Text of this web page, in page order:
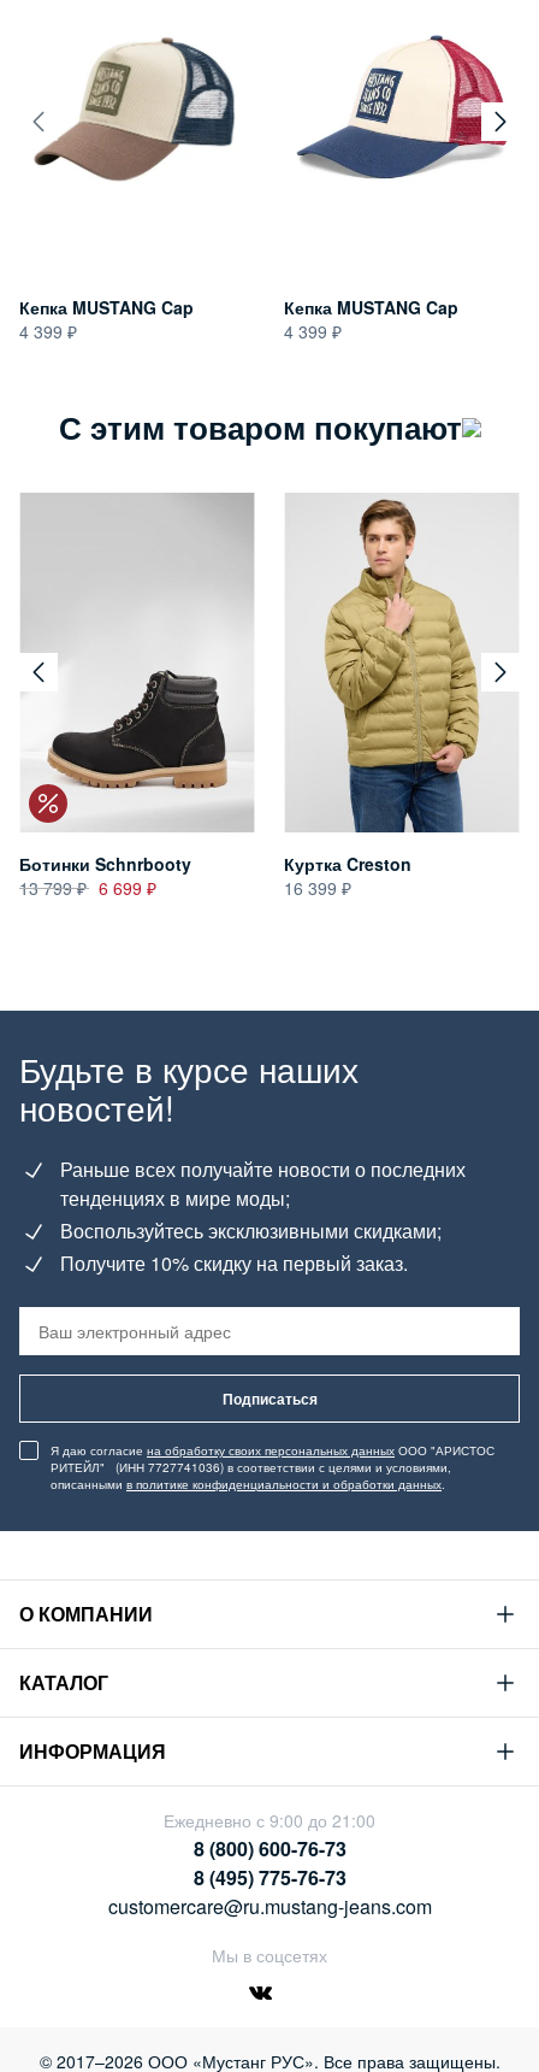
Кепка MUSTANG Cap
4 399
Кепка MUSTANG Cap
4 399
С этим товаром покупают
Ботинки Schnrbooty
13 799
6 699
Куртка Creston
16 399
Будьте в курсе наших
новостей!
Раньше всех получайте новости о последних
тенденциях в мире моды;
Воспользуйтесь эксклюзивными скидками;
Получите 10% скидку на первый заказ.
Подписаться
Я даю согласие на обработку своих персональных данных ООО "АРИСТОС
РИТЕЙЛ" (ИНН 7727741036) в соответствии с целями и условиями,
описанными в политике конфиденциальности и обработки данных
О КОМПАНИИ
Mustang
Философия
Устойчивое развитие
Сотрудничество
КАТАЛОГ
Новая коллекция
Гид по мужскому дениму
Гид по женскому дениму
ИНФОРМАЦИЯ
Условия продажи
Политика конфиденциальности
Ежедневно с 9:00 до 21:00
8 (800) 600-76-73
8 (495) 775-76-73
customercare@ru.mustang-jeans.com
Мы в соцсетях
© 2017–2026 ООО «Мустанг РУС». Все права защищены.